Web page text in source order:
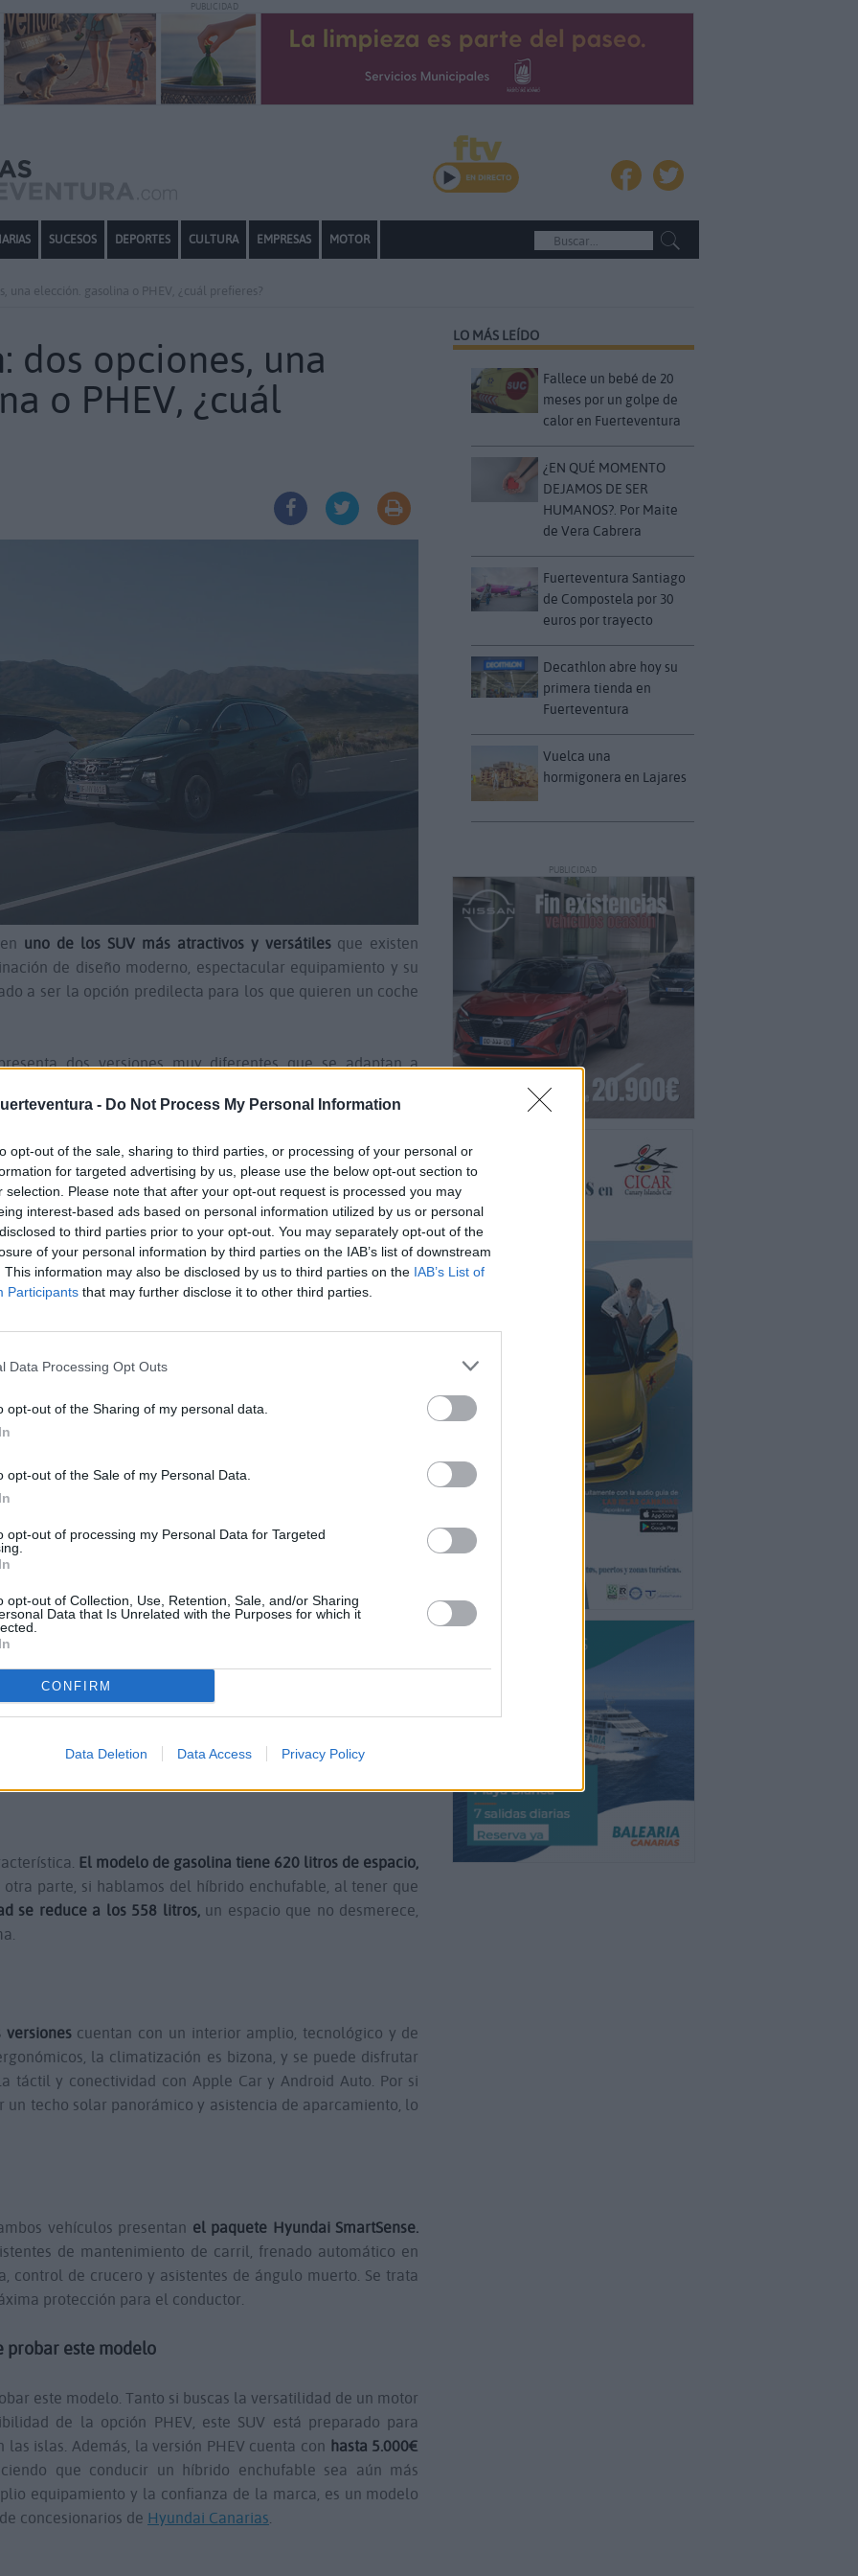
- Do Not Process My Personal Information
opt-out of the sale, sharing to third parties, or processing of your personal or
for targeted advertising by us, please use the below opt-out section to
selection. Please note that after your opt-out request is processed you may
interest-based ads based on personal information utilized by us or personal
to third parties prior to your opt-out. You may separately opt-out of the
of your personal information by third parties on the IAB’s list of downstream
This information may also be disclosed by us to third parties on the IAB’s List of
Participants that may further disclose it to other third parties.
Data Processing Opt Outs
opt-out of the Sharing of my personal data.
opt-out of the Sale of my Personal Data.
opt-out of processing my Personal Data for Targeted
opt-out of Collection, Use, Retention, Sale, and/or Sharing
Data that Is Unrelated with the Purposes for which it
CONFIRM
Data Deletion Data Access Privacy Policy
PUBLICIDAD
SUCESOS DEPORTES CULTURA EMPRESAS MOTOR
una elección. gasolina o PHEV, ¿cuál prefieres?
dos opciones, una
o PHEV, ¿cuál
uno de los SUV más atractivos y versátilesque existen
de diseño moderno, espectacular equipamiento y su
a ser la opción predilecta para los que quieren un coche
dos versiones muy diferentes que se adaptan a
del Hyundai Tucson con
una opción de hibridación de 48 V.
sus principales características, con el fin de que veascuál
1.6 TGDiestá orientada a personas que quieren un
buscan eficiencia y confort. Su motor T-GDi ofrece
conducción dinámica y ágil, ideal para ciudad y carretera.
con lo que se adapta perfectamente a trayectos
una movilidad más sostenible sin renunciar a la
de gasolina y otro eléctrico, lo que lleva
de tan solo 1,1 l/100 km. Es importante destacar que
de autonomía sin necesidad de recurrir a la unidad de
por ciudad.
ambas versiones reside en la etiqueta medioambiental.
lo que sirve para circular sin limitaciones en gran parte de
TUCSON Híbrido Enchufable. Sudistintivo ambiental es
en aparcamientos
El modelo de gasolina tiene 620 litros de espacio,
parte, si hablamos del híbrido enchufable, al tener que
se reduce a los 558 litros,un espacio que no desmerece,
versionescuentan con un interior amplio, tecnológico y de
la climatización es bizona, y se puede disfrutar
táctil y conectividad con Apple Car y Android Auto. Por si
un techo solar panorámico y asistencia de aparcamiento, lo
vehículos presentan el paquete Hyundai SmartSense.
de mantenimiento de carril, frenado automático en
control de crucero y asistentes de ángulo muerto. Se trata
protección para el conductor.
probar este modelo
este modelo. Tanto si buscas la versatilidad de un motor
de la opción PHEV, este SUV está preparado para
islas. Además, la versión PHEV cuenta con hasta 5.000€
que conducir un híbrido enchufable sea aún más
equipamiento y la confianza de la marca, es un modelo
concesionarios de Hyundai Canarias
LO MÁS LEÍDO
Fallece un bebé de 20
meses por un golpe de
calor en Fuerteventura
¿EN QUÉ MOMENTO
DEJAMOS DE SER
HUMANOS?. Por Maite
de Vera Cabrera
Fuerteventura Santiago
de Compostela por 30
euros por trayecto
Decathlon abre hoy su
primera tienda en
Fuerteventura
Vuelca una
hormigonera en Lajares
PUBLICIDAD